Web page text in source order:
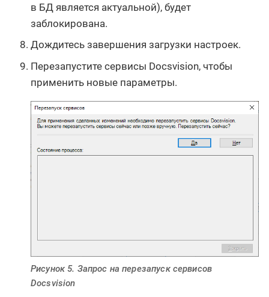
в БД является актуальной), будет
заблокирована.
Дождитесь завершения загрузки настроек.
Перезапустите сервисы Docsvision, чтобы
применить новые параметры.
Рисунок 5. Запрос на перезапуск сервисов
Docsvision